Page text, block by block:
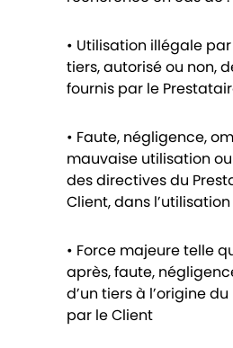
• Utilisation illégale
tiers, autorisé ou non,
fournis par le
• Faute, négligence,
mauvaise utilisation
des directives du
Client, dans
• Force majeure telle
après, faute,
d’un tiers à l’origine
par le Client